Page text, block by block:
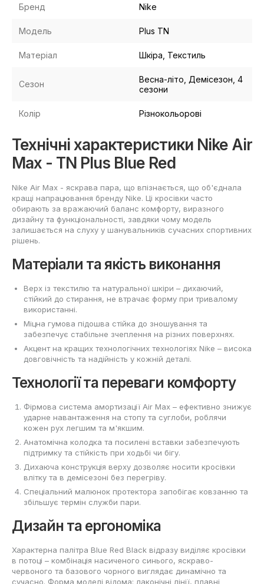
Бренд Nike
Модель Plus TN
Матеріал Шкіра, Текстиль
Сезон
Весна-літо, Демісезон, 4
сезони
Колір Різнокольорові
Технічні характеристики Nike Air
Max - TN Plus Blue Red
Nike Air Max - яскрава пара, що впізнається, що об'єднала
кращі напрацювання бренду Nike. Ці кросівки часто
обирають за вражаючий баланс комфорту, виразного
дизайну та функціональності, завдяки чому модель
залишається на слуху у шанувальників сучасних спортивних
рішень.
Матеріали та якість виконання
Верх із текстилю та натуральної шкіри – дихаючий,
стійкий до стирання, не втрачає форму при тривалому
використанні.
Міцна гумова підошва стійка до зношування та
забезпечує стабільне зчеплення на різних поверхнях.
Акцент на кращих технологічних технологіях Nike – висока
довговічність та надійність у кожній деталі.
Технології та переваги комфорту
Фірмова система амортизації Air Max – ефективно знижує
ударне навантаження на стопу та суглоби, роблячи
кожен рух легшим та м'якшим.
Анатомічна колодка та посилені вставки забезпечують
підтримку та стійкість при ходьбі чи бігу.
Дихаюча конструкція верху дозволяє носити кросівки
влітку та в демісезоні без перегріву.
Спеціальний малюнок протектора запобігає ковзанню та
збільшує термін служби пари.
Дизайн та ергономіка
Характерна палітра Blue Red Black відразу виділяє кросівки
в потоці – комбінація насиченого синього, яскраво-
червоного та базового чорного виглядає динамічно та
сучасно. Форма моделі відома: лаконічні лінії, плавні